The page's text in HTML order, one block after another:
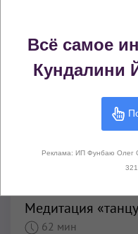
Медитация
62 мин
Всё самое
Кундалини
Реклама: ИП Фунбаю Олег